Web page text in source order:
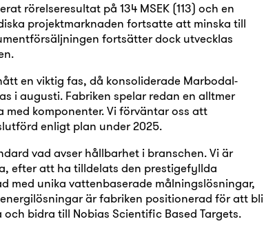
rörelseresultat på 134 MSEK (113) och en
projektmarknaden fortsatte att minska till
fortsätter dock utvecklas
en viktig fas, då konsoliderade Marbodal-
i augusti. Fabriken spelar redan en alltmer
komponenter. Vi förväntar oss att
enligt plan under 2025.
vad avser hållbarhet i branschen. Vi är
efter att ha tilldelats den prestigefyllda
med unika vattenbaserade målningslösningar,
är fabriken positionerad för att bli
bidra till Nobias Scientific Based Targets.